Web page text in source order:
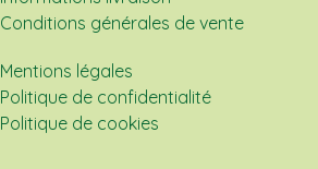
Conditions générales de vente
Mentions légales
Politique de confidentialité
Politique de cookies